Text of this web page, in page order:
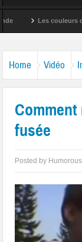
Les couleurs de
Home Vidéo
fusée
Posted by Humorous
Lecteur
vidéo